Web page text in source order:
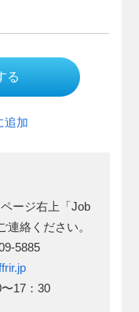
る
追加
ージ右上「Job
絡ください。
5885
17：30